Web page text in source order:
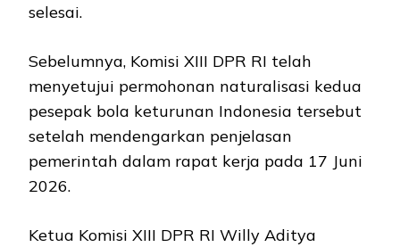
selesai.
Sebelumnya, Komisi XIII DPR RI telah
menyetujui permohonan naturalisasi kedua
pesepak bola keturunan Indonesia tersebut
setelah mendengarkan penjelasan
pemerintah dalam rapat kerja pada 17 Juni
2026.
Ketua Komisi XIII DPR RI Willy Aditya